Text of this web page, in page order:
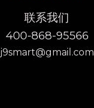
联系我们
400-868-95566
j9smart@gmail.com